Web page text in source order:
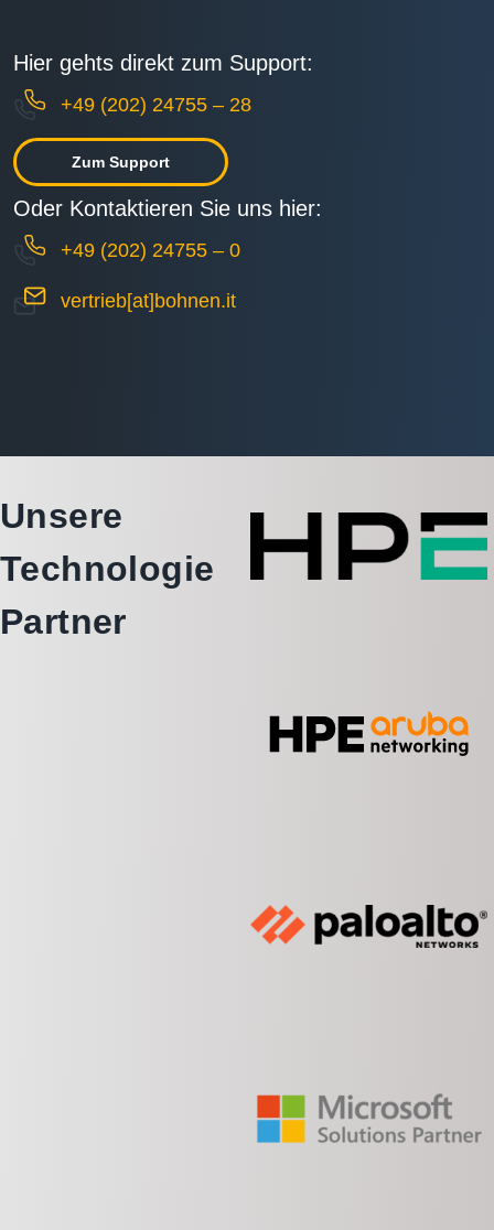
Hier gehts direkt zum Support:
+49 (202) 24755 – 28
Zum Support
Oder Kontaktieren Sie uns hier:
+49 (202) 24755 – 0
vertrieb[at]bohnen.it
Unsere
Technologie
Partner